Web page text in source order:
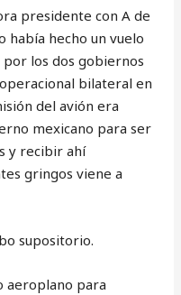
presidente con A de
había hecho un vuelo
los dos gobiernos
bilateral en
del avión era
mexicano para ser
y recibir ahí
gringos viene a
supositorio.
aeroplano para